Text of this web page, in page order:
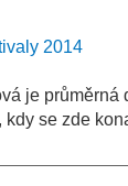
2014
je
kdy se zde